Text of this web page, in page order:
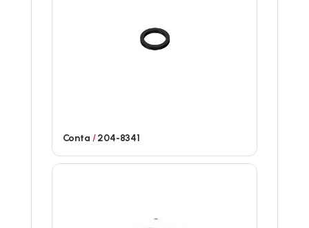
Conta /204-8341